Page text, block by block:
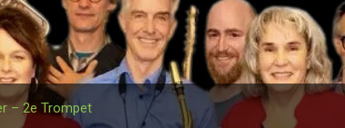
– 2e Trompet